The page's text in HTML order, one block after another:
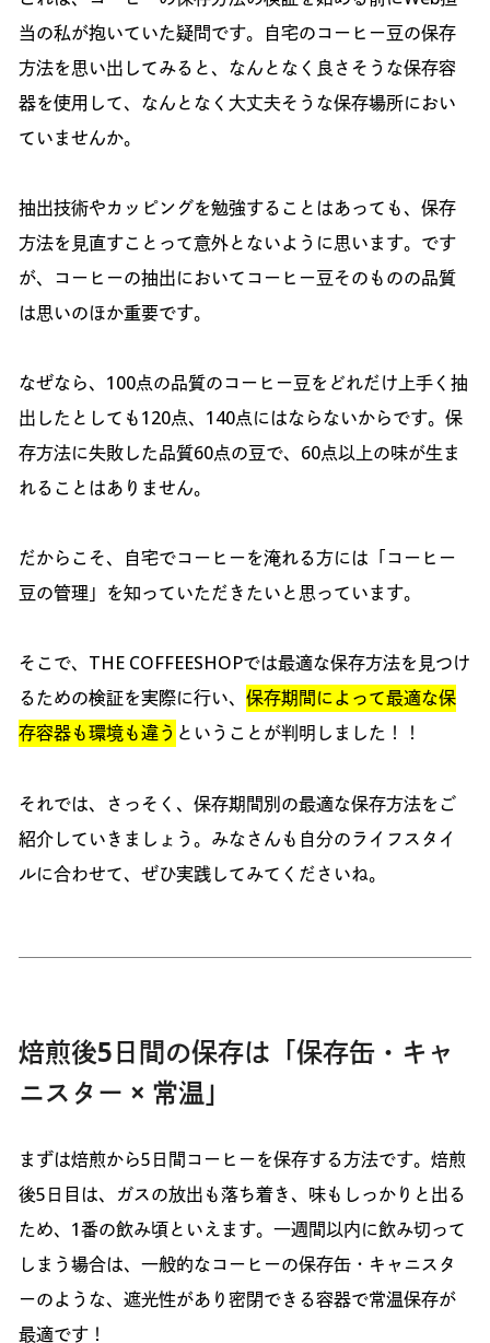
当の私が抱いていた疑問です。自宅のコーヒー豆の保存
方法を思い出してみると、なんとなく良さそうな保存容
器を使用して、なんとなく大丈夫そうな保存場所におい
ていませんか。
抽出技術やカッピングを勉強することはあっても、保存
方法を見直すことって意外とないように思います。です
が、コーヒーの抽出においてコーヒー豆そのものの品質
は思いのほか重要です。
なぜなら、100点の品質のコーヒー豆をどれだけ上手く抽
出したとしても120点、140点にはならないからです。保
存方法に失敗した品質60点の豆で、60点以上の味が生ま
れることはありません。
だからこそ、自宅でコーヒーを淹れる方には「コーヒー
豆の管理」を知っていただきたいと思っています。
そこで、THE COFFEESHOPでは最適な保存方法を見つけ
るための検証を実際に行い、保存期間によって最適な保
存容器も環境も違う ということが判明しました！！
それでは、さっそく、保存期間別の最適な保存方法をご
紹介していきましょう。みなさんも自分のライフスタイ
ルに合わせて、ぜひ実践してみてくださいね。
焙煎後5日間の保存は「保存缶・キャ
ニスター × 常温」
まずは焙煎から5日間コーヒーを保存する方法です。焙煎
後5日目は、ガスの放出も落ち着き、味もしっかりと出る
ため、1番の飲み頃といえます。一週間以内に飲み切って
しまう場合は、一般的なコーヒーの保存缶・キャニスタ
ーのような、遮光性があり密閉できる容器で常温保存が
最適です！